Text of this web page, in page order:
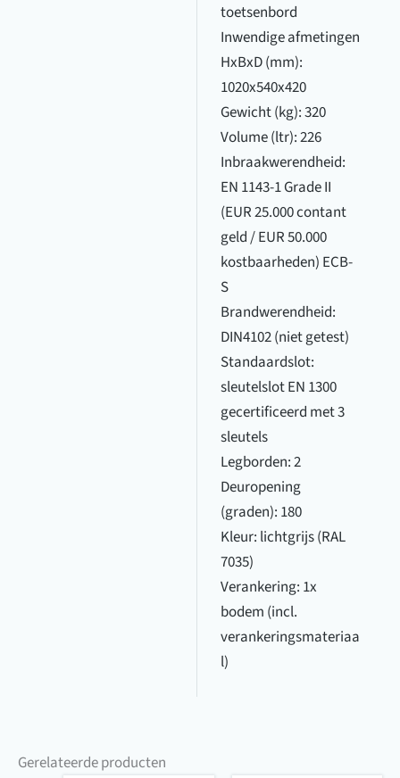
toetsenbord
Inwendige afmetingen
HxBxD (mm):
1020x540x420
Gewicht (kg): 320
Volume (ltr): 226
Inbraakwerendheid:
EN 1143-1 Grade II
(EUR 25.000 contant
geld / EUR 50.000
kostbaarheden) ECB-
S
Brandwerendheid:
DIN4102 (niet getest)
Standaardslot:
sleutelslot EN 1300
gecertificeerd met 3
sleutels
Legborden: 2
Deuropening
(graden): 180
Kleur: lichtgrijs (RAL
7035)
Verankering: 1x
bodem (incl.
verankeringsmateriaa
l)
Gerelateerde producten